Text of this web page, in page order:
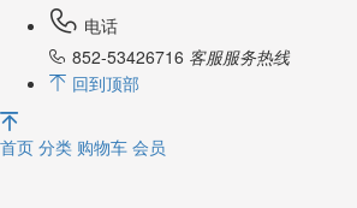
电话
852-53426716 客服服务热线
回到顶部
首页 分类 购物车 会员